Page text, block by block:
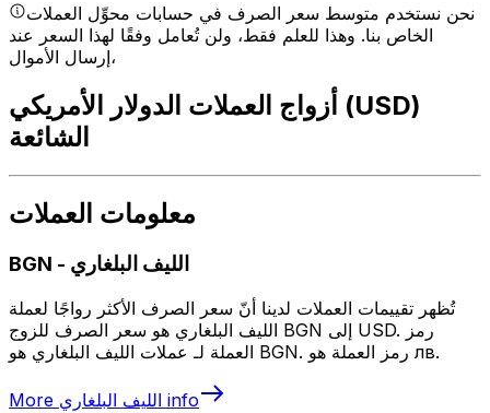
نحن نستخدم متوسط سعر الصرف في حسابات محوِّل العملات
الخاص بنا. وهذا للعلم فقط، ولن تُعامل وفقًا لهذا السعر عند
إرسال الأموال،
أزواج العملات الدولار الأمريكي (USD)
الشائعة
معلومات العملات
BGN - الليف البلغاري
تُظهر تقييمات العملات لدينا أنّ سعر الصرف الأكثر رواجًا لعملة
الليف البلغاري هو سعر الصرف للزوج BGN إلى USD. رمز
العملة لـ عملات الليف البلغاري هو BGN. رمز العملة هو лв.
More الليف البلغاري info